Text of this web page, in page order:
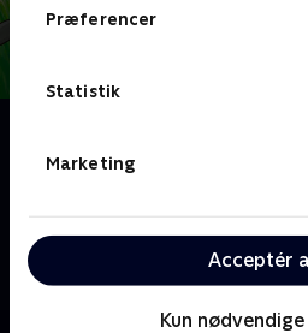
Præferencer
Statistik
Marketing
Acceptér
Kun
En række små tegnefilm for de
nyt lille dyrebarn og følger dets
hverdagens udfordringer.